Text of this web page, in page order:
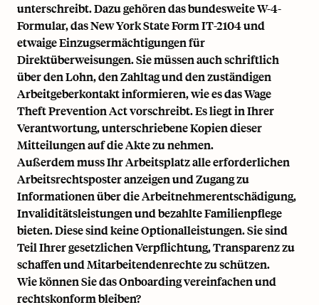
unterschreibt. Dazu gehören das bundesweite W-4-
Formular, das New York State Form IT-2104 und
etwaige Einzugsermächtigungen für
Direktüberweisungen. Sie müssen auch schriftlich
über den Lohn, den Zahltag und den zuständigen
Arbeitgeberkontakt informieren, wie es das Wage
Theft Prevention Act vorschreibt. Es liegt in Ihrer
Verantwortung, unterschriebene Kopien dieser
Mitteilungen auf die Akte zu nehmen.
Außerdem muss Ihr Arbeitsplatz alle erforderlichen
Arbeitsrechtsposter anzeigen und Zugang zu
Informationen über die Arbeitnehmerentschädigung,
Invaliditätsleistungen und bezahlte Familienpflege
bieten. Diese sind keine Optionalleistungen. Sie sind
Teil Ihrer gesetzlichen Verpflichtung, Transparenz zu
schaffen und Mitarbeitendenrechte zu schützen.
Wie können Sie das Onboarding vereinfachen und
rechtskonform bleiben?